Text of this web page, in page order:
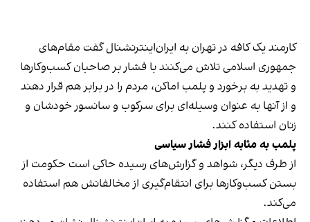
کارمند یک کافه در تهران به ایران‌اینترنشنال گفت مقام‌های
جمهوری اسلامی تلاش می‌کنند با فشار بر صاحبان کسب‌وکارها
و تهدید به برخورد و پلمب اماکن، مردم را در برابر هم قرار دهند
و از آنها به عنوان وسیله‌ای برای سرکوب و سانسور خودشان و
زنان استفاده کنند.
پلمب به مثابه ابزار فشار سیاسی
از طرف دیگر، شواهد و گزارش‌های رسیده حاکی است حکومت از
بستن کسب‌وکارها برای انتقام‌گیری از مخالفانش هم استفاده
می‌کند.